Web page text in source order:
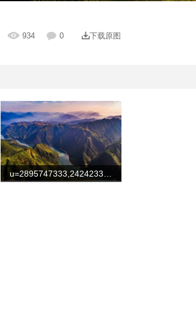
934 0 下载原图
u=2895747333,2424233312&fm=253&fmt=auto&app=138&f=JPEG